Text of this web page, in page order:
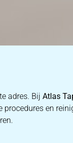
adres. Bij Atlas
en